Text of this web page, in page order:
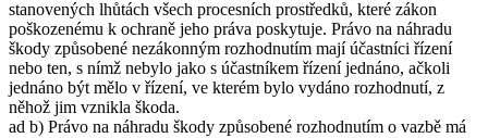
stanovených lhůtách všech procesních prostředků, které zákon
poškozenému k ochraně jeho práva poskytuje. Právo na náhradu
škody způsobené nezákonným rozhodnutím mají účastníci řízení
nebo ten, s nímž nebylo jako s účastníkem řízení jednáno, ačkoli
jednáno být mělo v řízení, ve kterém bylo vydáno rozhodnutí, z
něhož jim vznikla škoda.
ad b) Právo na náhradu škody způsobené rozhodnutím o vazbě má